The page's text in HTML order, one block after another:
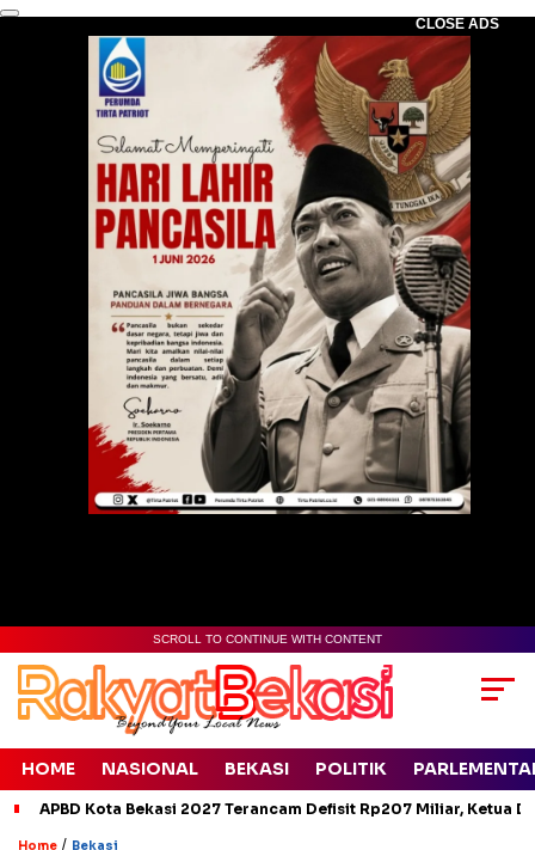
CLOSE ADS
SCROLL TO CONTINUE WITH CONTENT
HOME NASIONAL BEKASI POLITIK
APBD Kota Bekasi 2027 Terancam Defisit Rp207 Miliar, Ketua
Home / Bekasi